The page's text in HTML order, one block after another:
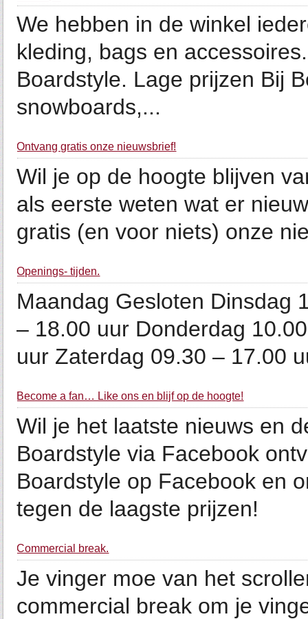
We hebben in de winkel
kleding, bags en
Boardstyle. Lage prijzen Bij
snowboards,...
Ontvang gratis onze nieuwsbrief!
Wil je op de hoogte blijven
als eerste weten wat er
gratis (en voor niets) onze
Openings- tijden.
Maandag Gesloten Dinsdag
– 18.00 uur Donderdag
uur Zaterdag 09.30 – 17.00
Become a fan… Like ons en blijf op de hoogte!
Wil je het laatste nieuws en
Boardstyle via Facebook
Boardstyle op Facebook en
tegen de laagste prijzen!
Commercial break.
Je vinger moe van het
commercial break om je